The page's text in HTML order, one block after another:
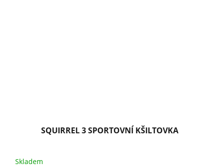
SQUIRREL 3 SPORTOVNÍ KŠILTOVKA
Skladem